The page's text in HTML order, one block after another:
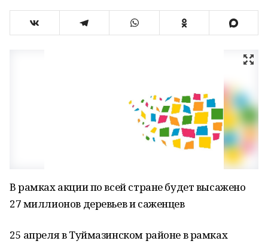
В рамках акции по всей стране будет высажено
27 миллионов деревьев и саженцев
25 апреля в Туймазинском районе в рамках